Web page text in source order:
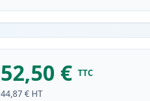
52,50 € TTC
44,87 € HT